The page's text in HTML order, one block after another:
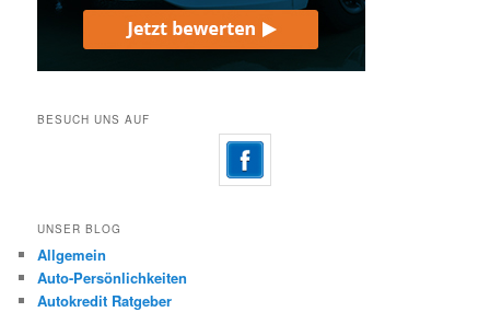
BESUCH UNS AUF
UNSER BLOG
Allgemein
Auto-Persönlichkeiten
Autokredit Ratgeber